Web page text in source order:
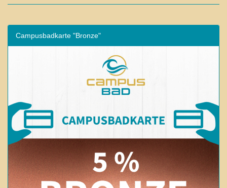
Campusbadkarte "Bronze"